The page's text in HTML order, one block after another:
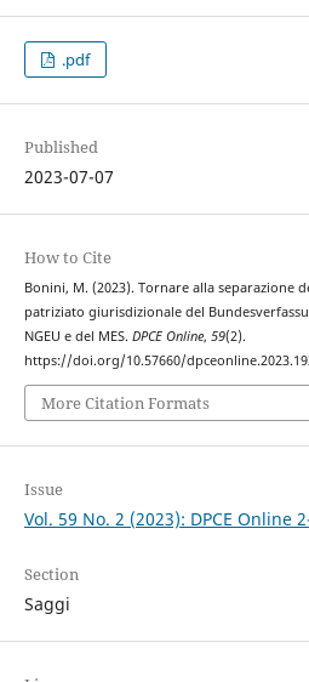
.pdf
Published
2023-07-07
How to Cite
Bonini, M. (2023). Tornare alla separazione
patriziato giurisdizionale del
NGEU e del MES. DPCE Online, 59(2).
https://doi.org/10.57660/
More Citation Formats
Issue
Vol. 59 No. 2 (2023): DPCE Online
Section
Saggi